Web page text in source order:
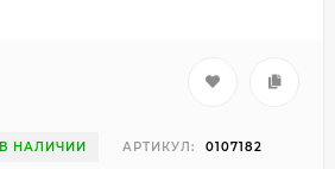
В НАЛИЧИИ АРТИКУЛ: 0107182